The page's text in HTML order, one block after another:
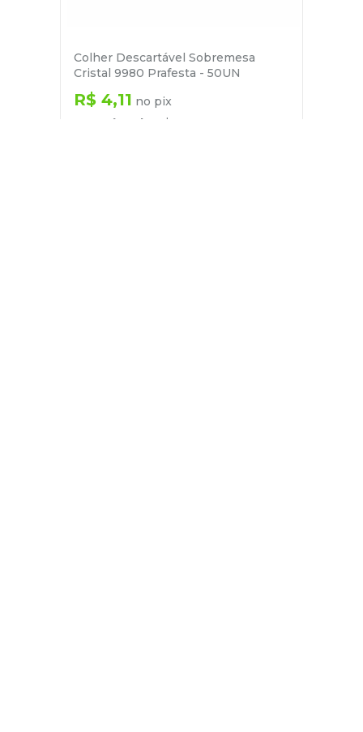
Colher Descartável Sobremesa
Cristal 9980 Prafesta - 50UN
R$ 4,11 no pix
em até
x de R$